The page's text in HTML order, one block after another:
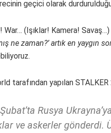
geçici olarak
(Işıklar! Kamera! Savaş…)
ne zaman?’ artık en
tarafından yapılan
Rusya
ve askerler gönderdi.